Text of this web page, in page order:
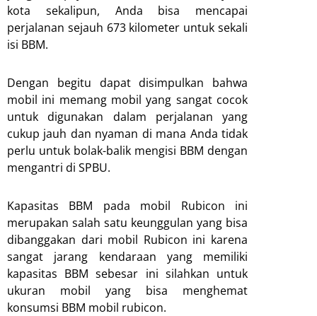
kota sekalipun, Anda bisa mencapai
perjalanan sejauh 673 kilometer untuk sekali
isi BBM.
Dengan begitu dapat disimpulkan bahwa
mobil ini memang mobil yang sangat cocok
untuk digunakan dalam perjalanan yang
cukup jauh dan nyaman di mana Anda tidak
perlu untuk bolak-balik mengisi BBM dengan
mengantri di SPBU.
Kapasitas BBM pada mobil Rubicon ini
merupakan salah satu keunggulan yang bisa
dibanggakan dari mobil Rubicon ini karena
sangat jarang kendaraan yang memiliki
kapasitas BBM sebesar ini silahkan untuk
ukuran mobil yang bisa menghemat
konsumsi BBM mobil rubicon.